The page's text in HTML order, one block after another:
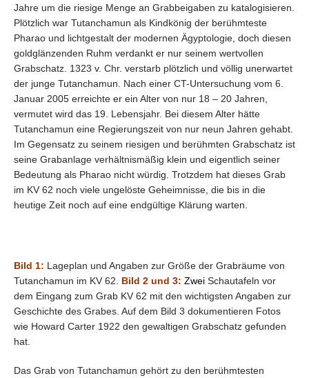
Jahre um die riesige Menge an Grabbeigaben zu katalogisieren.
Plötzlich war Tutanchamun als Kindkönig der berühmteste
Pharao und lichtgestalt der modernen Ägyptologie, doch diesen
goldglänzenden Ruhm verdankt er nur seinem wertvollen
Grabschatz. 1323 v. Chr. verstarb plötzlich und völlig unerwartet
der junge Tutanchamun. Nach einer CT-Untersuchung vom 6.
Januar 2005 erreichte er ein Alter von nur 18 – 20 Jahren,
vermutet wird das 19. Lebensjahr. Bei diesem Alter hätte
Tutanchamun eine Regierungszeit von nur neun Jahren gehabt.
Im Gegensatz zu seinem riesigen und berühmten Grabschatz ist
seine Grabanlage verhältnismäßig klein und eigentlich seiner
Bedeutung als Pharao nicht würdig. Trotzdem hat dieses Grab
im KV 62 noch viele ungelöste Geheimnisse, die bis in die
heutige Zeit noch auf eine endgültige Klärung warten.
Bild 1: Lageplan und Angaben zur Größe der Grabräume von
Tutanchamun im KV 62. Bild 2 und 3: Zwei Schautafeln vor
dem Eingang zum Grab KV 62 mit den wichtigsten Angaben zur
Geschichte des Grabes. Auf dem Bild 3 dokumentieren Fotos
wie Howard Carter 1922 den gewaltigen Grabschatz gefunden
hat.
Das Grab von Tutanchamun gehört zu den berühmtesten